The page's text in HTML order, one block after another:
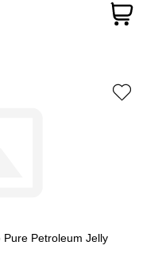
Pure Petroleum Jelly